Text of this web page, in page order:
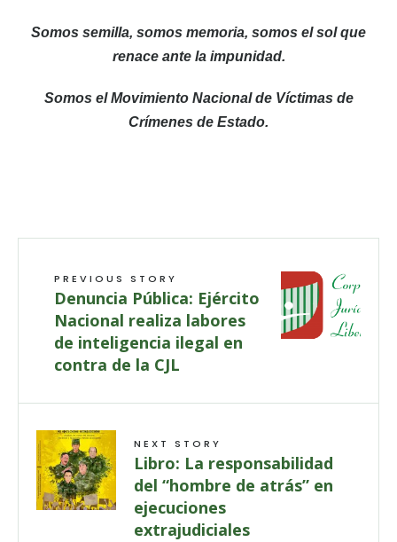
Somos semilla, somos memoria, somos el sol que
renace ante la impunidad.
Somos el Movimiento Nacional de Víctimas de
Crímenes de Estado.
PREVIOUS STORY
Denuncia Pública: Ejército
Nacional realiza labores
de inteligencia ilegal en
contra de la CJL
NEXT STORY
Libro: La responsabilidad
del “hombre de atrás” en
ejecuciones
extrajudiciales